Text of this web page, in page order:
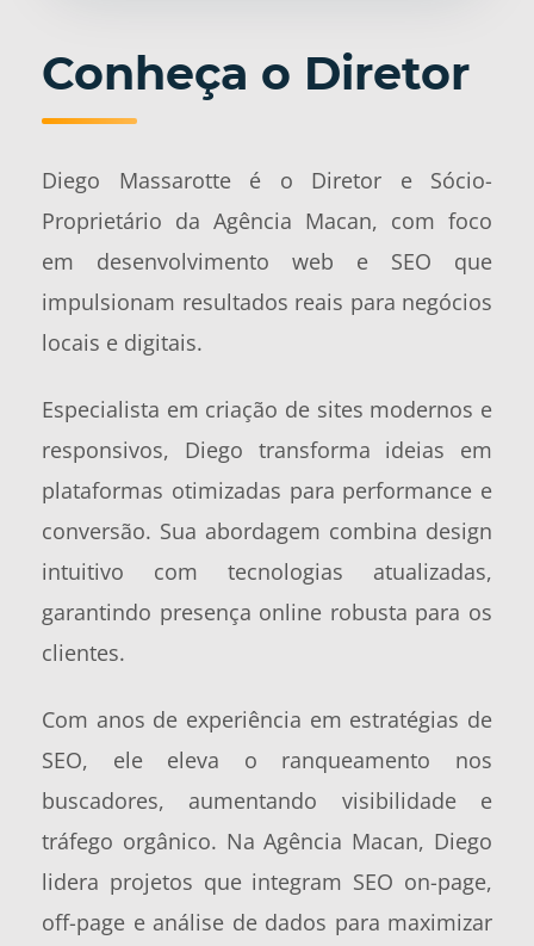
Conheça o Diretor
Diego Massarotte é o Diretor e Sócio-
Proprietário da Agência Macan, com foco
em desenvolvimento web e SEO que
impulsionam resultados reais para negócios
locais e digitais.
Especialista em criação de sites modernos e
responsivos, Diego transforma ideias em
plataformas otimizadas para performance e
conversão. Sua abordagem combina design
intuitivo com tecnologias atualizadas,
garantindo presença online robusta para os
clientes.
Com anos de experiência em estratégias de
SEO, ele eleva o ranqueamento nos
buscadores, aumentando visibilidade e
tráfego orgânico. Na Agência Macan, Diego
lidera projetos que integram SEO on-page,
off-page e análise de dados para maximizar